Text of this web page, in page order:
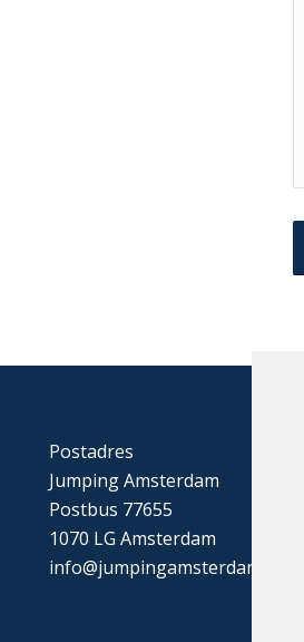
Postadres
Jumping Amsterdam
Postbus 77655
1070 LG Amsterdam
info@jumpingamsterdam.nl